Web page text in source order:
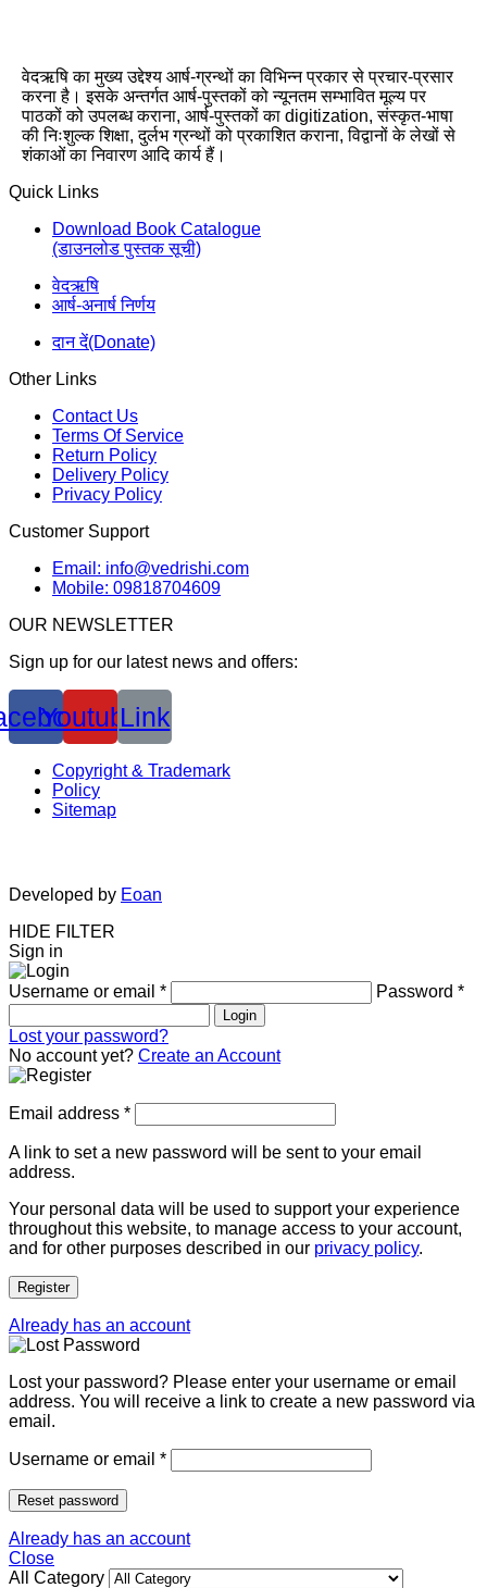
वेदऋषि का मुख्य उद्देश्य आर्ष-ग्रन्थों का विभिन्न प्रकार से प्रचार-प्रसार
करना है। इसके अन्तर्गत आर्ष-पुस्तकों को न्यूनतम सम्भावित मूल्य पर
पाठकों को उपलब्ध कराना, आर्ष-पुस्तकों का digitization, संस्कृत-भाषा
की निःशुल्क शिक्षा, दुर्लभ ग्रन्थों को प्रकाशित कराना, विद्वानों के लेखों से
शंकाओं का निवारण आदि कार्य हैं।
Quick Links
Download Book Catalogue
(डाउनलोड पुस्तक सूची)
वेदऋषि
आर्ष-अनार्ष निर्णय
दान दें(Donate)
Other Links
Contact Us
Terms Of Service
Return Policy
Delivery Policy
Privacy Policy
Customer Support
Email: info@vedrishi.com
Mobile: 09818704609
OUR NEWSLETTER
Sign up for our latest news and offers:
YoutubeLink
Copyright & Trademark
Policy
Sitemap
Developed by Eoan
HIDE FILTER
Sign in
Username or email * Password *
Login
Lost your password?
No account yet? Create an Account
Email address *
A link to set a new password will be sent to your email
address.
Your personal data will be used to support your experience
throughout this website, to manage access to your account,
and for other purposes described in our privacy policy.
Register
Already has an account
Lost your password? Please enter your username or email
address. You will receive a link to create a new password via
email.
Username or email *
Reset password
Already has an account
Close
All Category